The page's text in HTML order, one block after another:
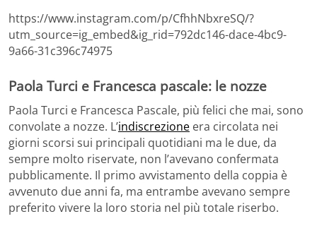
https://www.instagram.com/p/CfhhNbxreSQ/?
utm_source=ig_embed&ig_rid=792dc146-dace-4bc9-
9a66-31c396c74975
Paola Turci e Francesca pascale: le nozze
Paola Turci e Francesca Pascale, più felici che mai, sono
convolate a nozze. L’indiscrezione era circolata nei
giorni scorsi sui principali quotidiani ma le due, da
sempre molto riservate, non l’avevano confermata
pubblicamente. Il primo avvistamento della coppia è
avvenuto due anni fa, ma entrambe avevano sempre
preferito vivere la loro storia nel più totale riserbo.